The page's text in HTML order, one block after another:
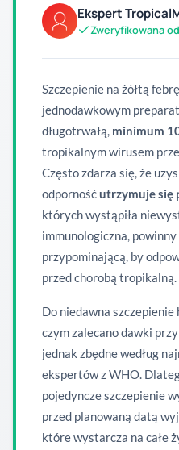
Ekspert
Zweryfikowana
Szczepienie na żółtą
jednodawkowym
długotrwałą, minimum
tropikalnym wirusem
Często zdarza się, że
odpornośćutrzymuje się
których wystąpiła
immunologiczna,
przypominającą, by
przed chorobą tropikalną.
Do niedawna szczepienie
czym zalecano dawki
jednak zbędne według
ekspertów z WHO.
pojedyncze szczepienie
przed planowaną datą
które wystarcza na całe